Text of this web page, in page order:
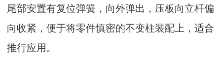
尾部安置有复位弹簧，向外弹出，压板向立杆偏
向收紧，便于将零件慎密的不变柱装配上，适合
推行应用。